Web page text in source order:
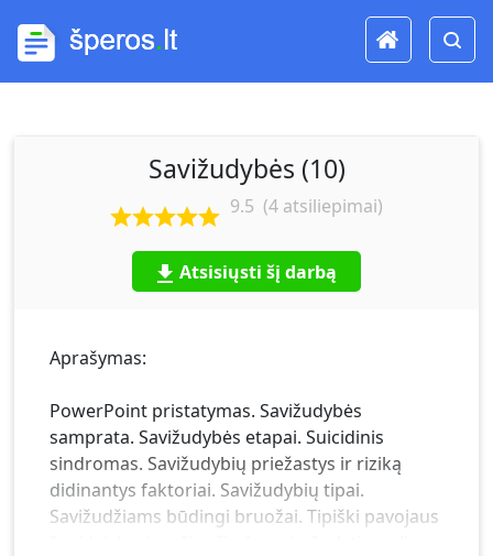
Savižudybės (10)
9.5 (4 atsiliepimai)
Atsisiųsti šį darbą
Aprašymas:
PowerPoint pristatymas. Savižudybės
samprata. Savižudybės etapai. Suicidinis
sindromas. Savižudybių priežastys ir riziką
didinantys faktoriai. Savižudybių tipai.
Savižudžiams būdingi bruožai. Tipiški pavojaus